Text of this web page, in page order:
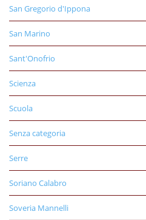
San Gregorio d'Ippona
San Marino
Sant'Onofrio
Scienza
Scuola
Senza categoria
Serre
Soriano Calabro
Soveria Mannelli